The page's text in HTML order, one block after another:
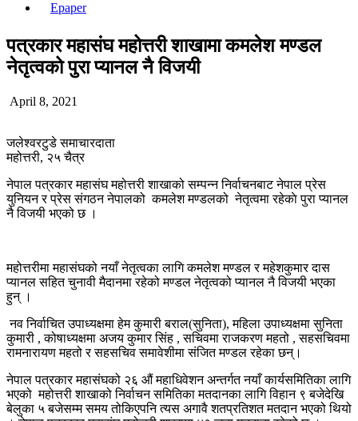
Epaper
पत्रकार महासंघ महोत्तरी शाखामा कमलेश मण्डल
नेतृत्वको पुरा प्यानल नै विजयी
April 8, 2021
जलेश्वरटुडे समाचारदाता
महोत्तरी, २५ चैत्र
नेपाल पत्रकार महासंघ महोत्तरी शाखाको सम्पन्न निर्वाचनबाट नेपाल प्रेस
युनियन र प्रेस संगठन नेपालको कमलेश मण्डलको नेतृत्वमा रहेकाे पुरा प्यानल
नै विजयी भएको छ ।
महोत्तरीमा महासंघको नयाँ नेतृत्वका लागि कमलेश मण्डल र महेशकुमार दास
प्यानल सहित चुनावी मैदानमा रहेको मण्डल नेतृत्वको प्यानल नै विजयी भएका
हुन् ।
नव निर्वाचित उपाध्यक्षमा हेम कुमारी बराल(सुनिता), महिला उपाध्यक्षमा सुनिता
कुमारी , कोषाध्यक्षमा अजय कुमार सिंह , सचिवमा राजकरण महतो , सहसचिवमा
रामनारायण महतो र सहसचिव समावेशीमा संजित मण्डल रहेका छन्।
नेपाल पत्रकार महासंघको २६ औं महाधिवेशन अन्तर्गत नयाँ कार्यसमितिका लागि
भएको महोत्तरी शाखाको निर्वाचन समितिका मतदानका लागि विहान ९ बजेदेखि
बेलुका ५ बजेसम्म समय तोकिएपनि त्यस अगावै शतप्रतिशत मतदान भएको थियो